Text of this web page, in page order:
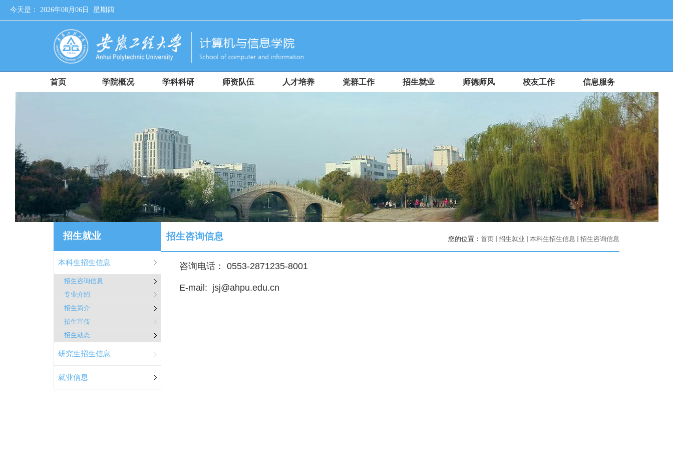
今天是： 2026年08月06日 星期四
首页 学院概况 学科科研 师资队伍 人才培养 党群工作 招生就业 师德师风 校友工作 信息服务
招生就业
本科生招生信息
招生咨询信息
专业介绍
招生简介
招生宣传
招生动态
研究生招生信息
就业信息
招生咨询信息 您的位置： 首页 招生就业 本科生招生信息 招生咨询信息
咨询电话： 0553-2871235-8001
E-mail: jsj@ahpu.edu.cn